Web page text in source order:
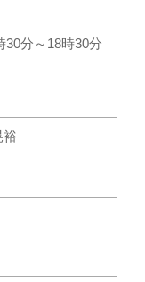
30分～18時30分